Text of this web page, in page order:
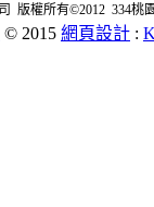
版權所有©2012 334桃
© 2015 網頁設計 :